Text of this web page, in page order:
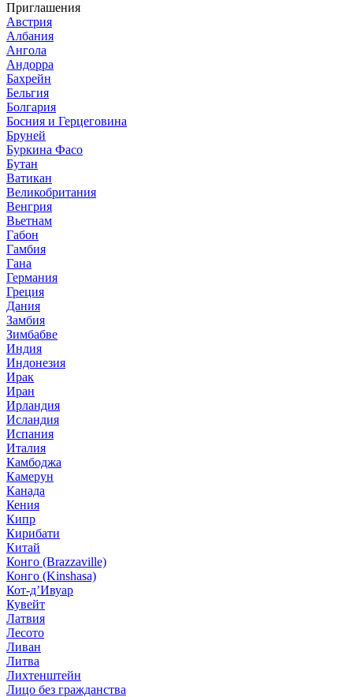
Приглашения
Австрия
Албания
Ангола
Андорра
Бахрейн
Бельгия
Болгария
Босния и Герцеговина
Бруней
Буркина Фасо
Бутан
Ватикан
Великобритания
Венгрия
Вьетнам
Габон
Гамбия
Гана
Германия
Греция
Дания
Замбия
Зимбабве
Индия
Индонезия
Ирак
Иран
Ирландия
Исландия
Испания
Италия
Камбоджа
Камерун
Канада
Кения
Кипр
Кирибати
Китай
Конго (Brazzaville)
Конго (Kinshasa)
Кот-д’Ивуар
Кувейт
Латвия
Лесото
Ливан
Литва
Лихтенштейн
Лицо без гражданства